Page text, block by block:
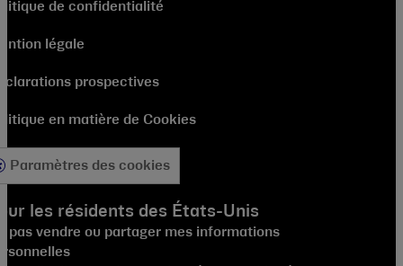
de confidentialité
légale
prospectives
en matière de Cookies
Paramètres des cookies
les résidents des États-Unis
pas vendre ou partager mes informations